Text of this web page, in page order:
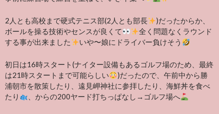
2人とも高校まで硬式テニス部(2人とも部長
)だったからか、
ボールを操る技術やセンスが良くて
全く問題なくラウンド
する事が出来ました
いや〜娘にドライバー負けそう
初日は16時スタート(ナイター設備もあるゴルフ場のため、最終
は21時スタートまで可能らしい
)だったので、午前中から勝
浦朝市を散策したり、遠見岬神社に参拝したり、海鮮丼を食べ
たり
、からの200ヤード打ちっぱなし→ゴルフ場へ